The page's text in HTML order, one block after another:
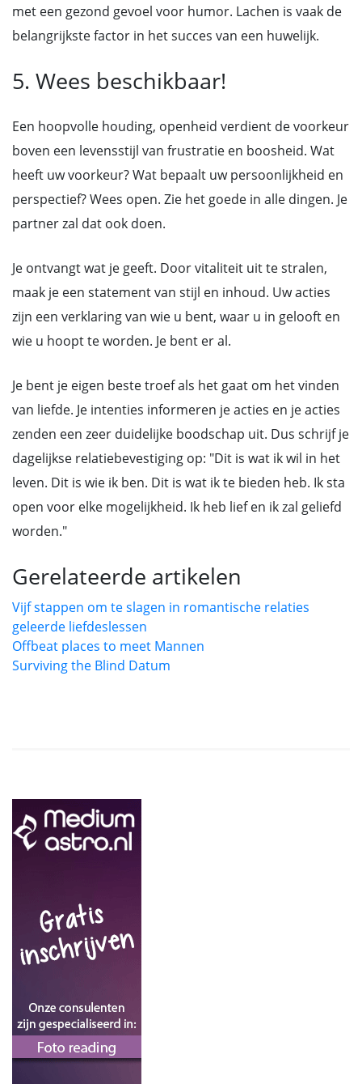
met een gezond gevoel voor humor. Lachen is vaak de
belangrijkste factor in het succes van een huwelijk.
5. Wees beschikbaar!
Een hoopvolle houding, openheid verdient de voorkeur
boven een levensstijl van frustratie en boosheid. Wat
heeft uw voorkeur? Wat bepaalt uw persoonlijkheid en
perspectief? Wees open. Zie het goede in alle dingen. Je
partner zal dat ook doen.
Je ontvangt wat je geeft. Door vitaliteit uit te stralen,
maak je een statement van stijl en inhoud. Uw acties
zijn een verklaring van wie u bent, waar u in gelooft en
wie u hoopt te worden. Je bent er al.
Je bent je eigen beste troef als het gaat om het vinden
van liefde. Je intenties informeren je acties en je acties
zenden een zeer duidelijke boodschap uit. Dus schrijf je
dagelijkse relatiebevestiging op: "Dit is wat ik wil in het
leven. Dit is wie ik ben. Dit is wat ik te bieden heb. Ik sta
open voor elke mogelijkheid. Ik heb lief en ik zal geliefd
worden."
Gerelateerde artikelen
Vijf stappen om te slagen in romantische relaties
geleerde liefdeslessen
Offbeat places to meet Mannen
Surviving the Blind Datum